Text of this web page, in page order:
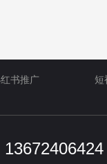
书推广 短
13672406424